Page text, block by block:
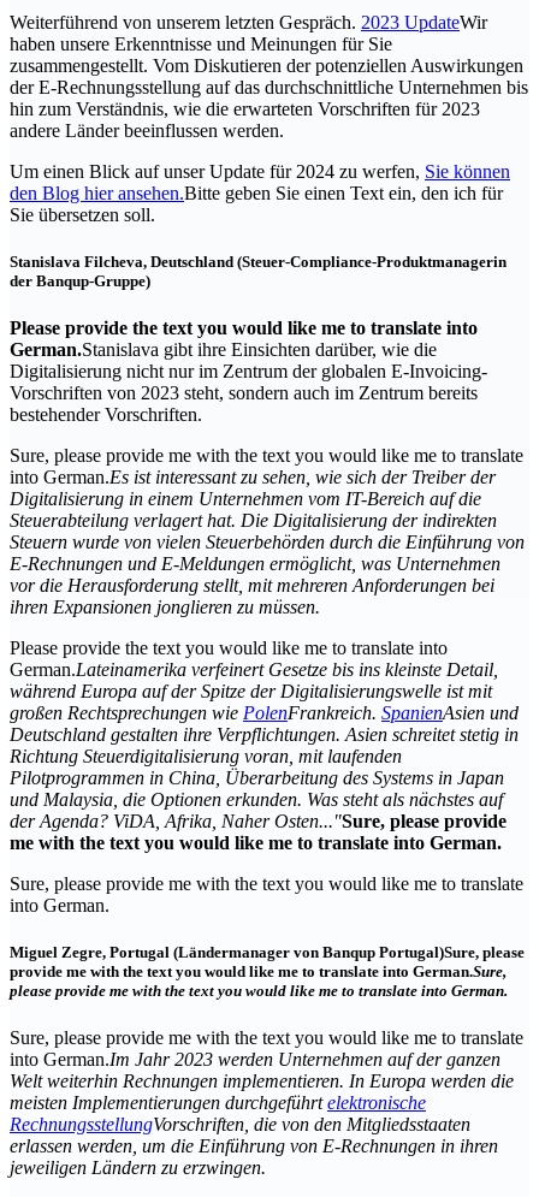
Weiterführend von unserem letzten Gespräch. 2023 UpdateWir
haben unsere Erkenntnisse und Meinungen für Sie
zusammengestellt. Vom Diskutieren der potenziellen Auswirkungen
der E-Rechnungsstellung auf das durchschnittliche Unternehmen bis
hin zum Verständnis, wie die erwarteten Vorschriften für 2023
andere Länder beeinflussen werden.
Um einen Blick auf unser Update für 2024 zu werfen, Sie können
den Blog hier ansehen.Bitte geben Sie einen Text ein, den ich für
Sie übersetzen soll.
Stanislava Filcheva, Deutschland (Steuer-Compliance-Produktmanagerin
der Banqup-Gruppe)
Please provide the text you would like me to translate into
German.Stanislava gibt ihre Einsichten darüber, wie die
Digitalisierung nicht nur im Zentrum der globalen E-Invoicing-
Vorschriften von 2023 steht, sondern auch im Zentrum bereits
bestehender Vorschriften.
Sure, please provide me with the text you would like me to translate
into German.Es ist interessant zu sehen, wie sich der Treiber der
Digitalisierung in einem Unternehmen vom IT-Bereich auf die
Steuerabteilung verlagert hat. Die Digitalisierung der indirekten
Steuern wurde von vielen Steuerbehörden durch die Einführung von
E-Rechnungen und E-Meldungen ermöglicht, was Unternehmen
vor die Herausforderung stellt, mit mehreren Anforderungen bei
ihren Expansionen jonglieren zu müssen.
Please provide the text you would like me to translate into
German.Lateinamerika verfeinert Gesetze bis ins kleinste Detail,
während Europa auf der Spitze der Digitalisierungswelle ist mit
großen Rechtsprechungen wie PolenFrankreich. SpanienAsien und
Deutschland gestalten ihre Verpflichtungen. Asien schreitet stetig in
Richtung Steuerdigitalisierung voran, mit laufenden
Pilotprogrammen in China, Überarbeitung des Systems in Japan
und Malaysia, die Optionen erkunden. Was steht als nächstes auf
der Agenda? ViDA, Afrika, Naher Osten..."Sure, please provide
me with the text you would like me to translate into German.
Sure, please provide me with the text you would like me to translate
into German.
Miguel Zegre, Portugal (Ländermanager von Banqup Portugal)Sure, please
provide me with the text you would like me to translate into German.Sure,
please provide me with the text you would like me to translate into German.
Sure, please provide me with the text you would like me to translate
into German.Im Jahr 2023 werden Unternehmen auf der ganzen
Welt weiterhin Rechnungen implementieren. In Europa werden die
meisten Implementierungen durchgeführtelektronische
RechnungsstellungVorschriften, die von den Mitgliedsstaaten
erlassen werden, um die Einführung von E-Rechnungen in ihren
jeweiligen Ländern zu erzwingen.